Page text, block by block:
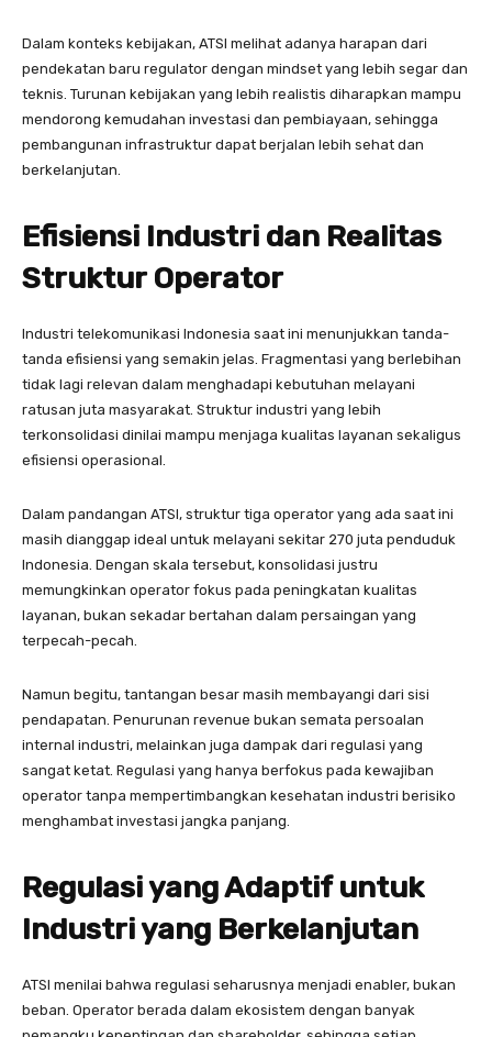
Dalam konteks kebijakan, ATSI melihat adanya harapan dari
pendekatan baru regulator dengan mindset yang lebih segar dan
teknis. Turunan kebijakan yang lebih realistis diharapkan mampu
mendorong kemudahan investasi dan pembiayaan, sehingga
pembangunan infrastruktur dapat berjalan lebih sehat dan
berkelanjutan.
Efisiensi Industri dan Realitas
Struktur Operator
Industri telekomunikasi Indonesia saat ini menunjukkan tanda-
tanda efisiensi yang semakin jelas. Fragmentasi yang berlebihan
tidak lagi relevan dalam menghadapi kebutuhan melayani
ratusan juta masyarakat. Struktur industri yang lebih
terkonsolidasi dinilai mampu menjaga kualitas layanan sekaligus
efisiensi operasional.
Dalam pandangan ATSI, struktur tiga operator yang ada saat ini
masih dianggap ideal untuk melayani sekitar 270 juta penduduk
Indonesia. Dengan skala tersebut, konsolidasi justru
memungkinkan operator fokus pada peningkatan kualitas
layanan, bukan sekadar bertahan dalam persaingan yang
terpecah-pecah.
Namun begitu, tantangan besar masih membayangi dari sisi
pendapatan. Penurunan revenue bukan semata persoalan
internal industri, melainkan juga dampak dari regulasi yang
sangat ketat. Regulasi yang hanya berfokus pada kewajiban
operator tanpa mempertimbangkan kesehatan industri berisiko
menghambat investasi jangka panjang.
Regulasi yang Adaptif untuk
Industri yang Berkelanjutan
ATSI menilai bahwa regulasi seharusnya menjadi enabler, bukan
beban. Operator berada dalam ekosistem dengan banyak